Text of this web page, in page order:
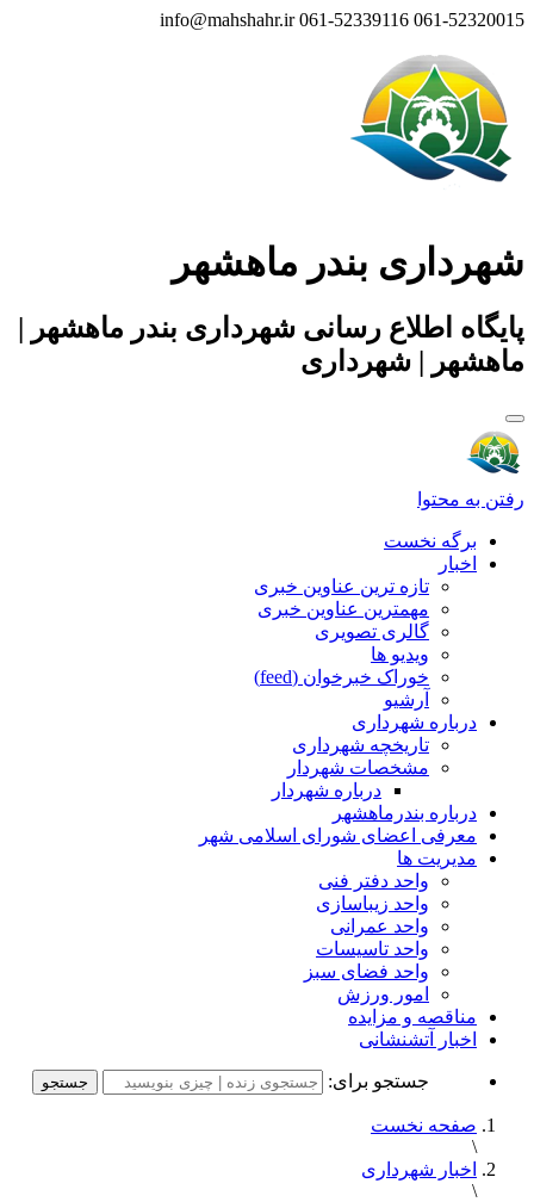
061-52320015
061-52339116
info@mahshahr.ir
شهرداری بندر ماهشهر
پایگاه اطلاع رسانی شهرداری بندر ماهشهر |
ماهشهر | شهرداری
رفتن به محتوا
برگه نخست
اخبار
تازه ترین عناوین خبری
مهمترین عناوین خبری
گالری تصویری
ویدیو ها
خوراک خبرخوان (feed)
آرشیو
درباره شهرداری
تاریخچه شهرداری
مشخصات شهردار
درباره شهردار
درباره بندرماهشهر
معرفی اعضای شورای اسلامی شهر
مدیریت ها
واحد دفتر فنی
واحد زیباسازی
واحد عمرانی
واحد تاسیسات
واحد فضای سبز
امور ورزش
مناقصه و مزایده
اخبار آتشنشانی
جستجو برای:
صفحه نخست
\
اخبار شهرداری
\